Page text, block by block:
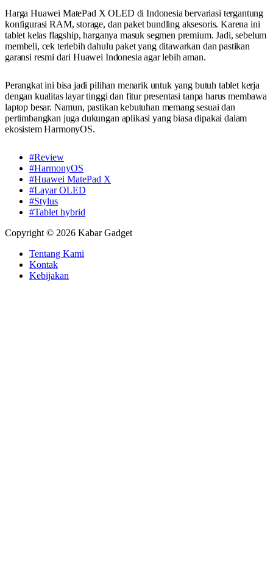
Harga Huawei MatePad X OLED di Indonesia bervariasi tergantung
konfigurasi RAM, storage, dan paket bundling aksesoris. Karena ini
tablet kelas flagship, harganya masuk segmen premium. Jadi, sebelum
membeli, cek terlebih dahulu paket yang ditawarkan dan pastikan
garansi resmi dari Huawei Indonesia agar lebih aman.
Perangkat ini bisa jadi pilihan menarik untuk yang butuh tablet kerja
dengan kualitas layar tinggi dan fitur presentasi tanpa harus membawa
laptop besar. Namun, pastikan kebutuhan memang sesuai dan
pertimbangkan juga dukungan aplikasi yang biasa dipakai dalam
ekosistem HarmonyOS.
#Review
#HarmonyOS
#Huawei MatePad X
#Layar OLED
#Stylus
#Tablet hybrid
Copyright © 2026 Kabar Gadget
Tentang Kami
Kontak
Kebijakan